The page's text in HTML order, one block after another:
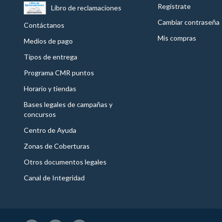
Libro de reclamaciones
Contáctanos
Medios de pago
Tipos de entrega
Programa CMR puntos
Horario y tiendas
Bases legales de campañas y
concursos
Centro de Ayuda
Zonas de Coberturas
Otros documentos legales
Canal de Integridad
Regístrate
Cambiar contraseña
Mis compras